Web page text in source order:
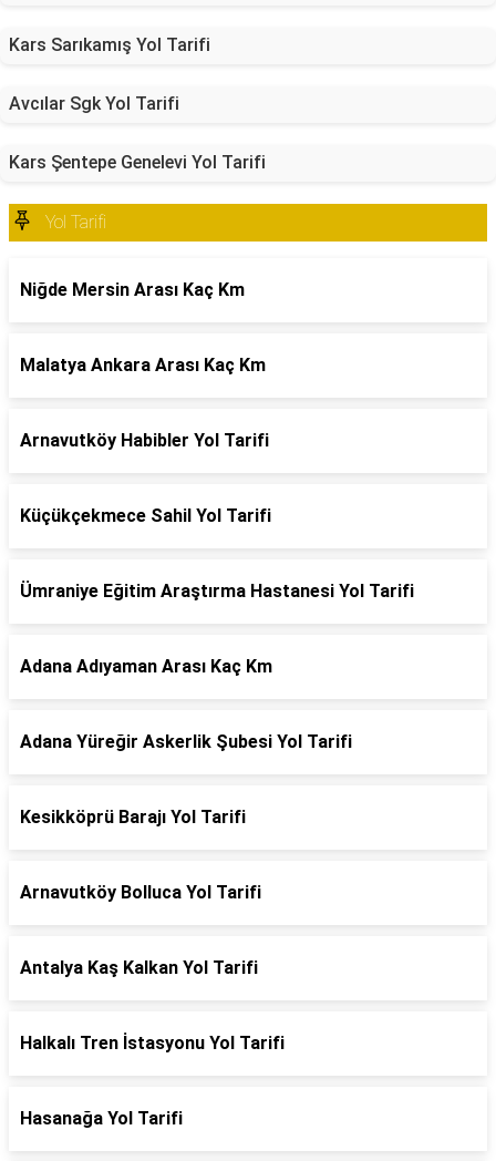
Kars Sarıkamış Yol Tarifi
Avcılar Sgk Yol Tarifi
Kars Şentepe Genelevi Yol Tarifi
Yol Tarifi
Niğde Mersin Arası Kaç Km
Malatya Ankara Arası Kaç Km
Arnavutköy Habibler Yol Tarifi
Küçükçekmece Sahil Yol Tarifi
Ümraniye Eğitim Araştırma Hastanesi Yol Tarifi
Adana Adıyaman Arası Kaç Km
Adana Yüreğir Askerlik Şubesi Yol Tarifi
Kesikköprü Barajı Yol Tarifi
Arnavutköy Bolluca Yol Tarifi
Antalya Kaş Kalkan Yol Tarifi
Halkalı Tren İstasyonu Yol Tarifi
Hasanağa Yol Tarifi